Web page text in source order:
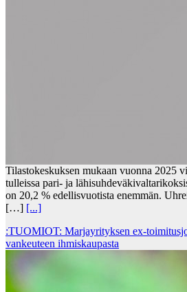
Tilastokeskuksen mukaan vuonna 2025
tulleissa pari- ja
on 20,2 % edellisvuotista enemmän.
[…] [...]
:TUOMIOT: Marjayrityksen ex-
vankeuteen ihmiskaupasta